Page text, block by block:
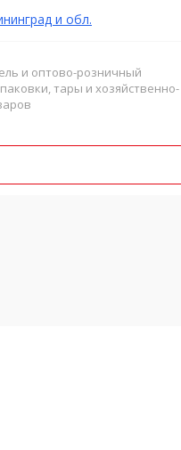
и обл.
и оптово-розничный
тары и хозяйственно-